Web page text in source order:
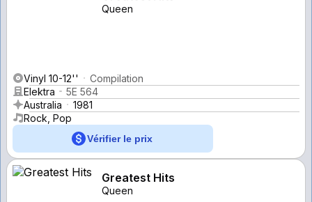
Queen
Vinyl 10-12''
Compilation
Elektra
5E 564
Australia
1981
Rock, Pop
Vérifier le prix
Greatest Hits
Queen